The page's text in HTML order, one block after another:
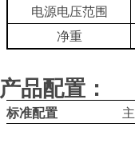
电源电压范围
净重
产品配置：
标准配置